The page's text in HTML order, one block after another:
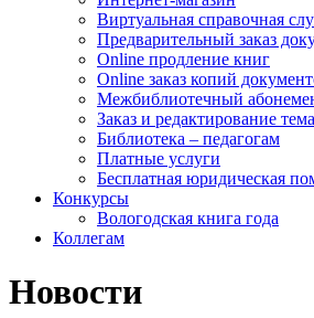
Виртуальная справочная
Предварительный заказ
Online продление книг
Online заказ копий
Межбиблиотечный
Заказ и редактирование
Библиотека – педагогам
Платные услуги
Бесплатная юридическая
Конкурсы
Вологодская книга года
Коллегам
Новости